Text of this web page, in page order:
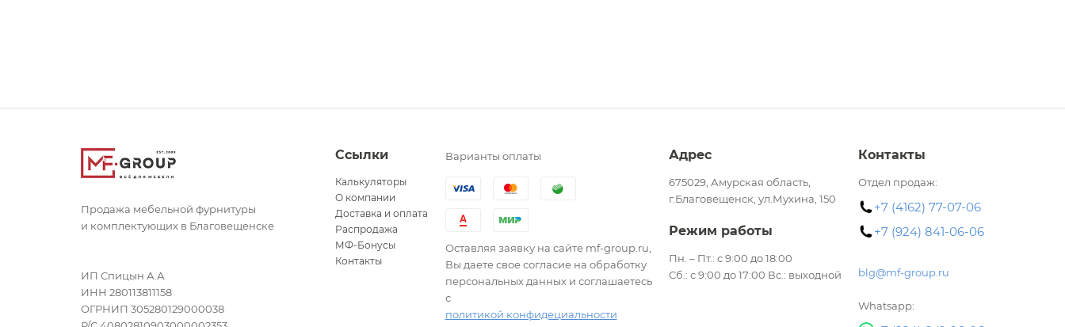
Продажа мебельной фурнитуры
и комплектующих в Благовещенске
ИП Спицын А.А
ИНН 280113811158
ОГРНИП 305280129000038
Ссылки
Калькуляторы
О компании
Доставка и оплата
Распродажа
МФ-Бонусы
Контакты
Варианты оплаты
Оставляя заявку на сайте mf-group.ru,
Вы даете свое согласие на обработку
персональных данных и соглашаетесь
с
политикой конфидециальности
Адрес
675029, Амурская область,
г.Благовещенск, ул.Мухина, 150
Режим работы
Пн. – Пт.: с 9:00 до 18:00
Сб.: с 9:00 до 17:00 Вс.: выходной
Контакты
Отдел продаж:
+7 (4162) 77-07-06
+7 (924) 841-06-06
blg@mf-group.ru
Whatsapp: